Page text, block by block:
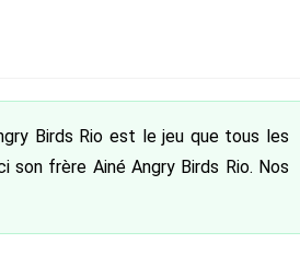
Birds Rio est le jeu que tous les
son frère Ainé Angry Birds Rio. Nos